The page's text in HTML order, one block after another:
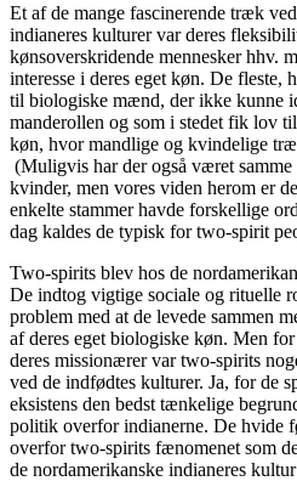
Et af de mange fascinerende træk
indianeres kulturer var deres
kønsoverskridende mennesker hhv.
interesse i deres eget køn. De fleste,
til biologiske mænd, der ikke kunne
manderollen og som i stedet fik lov
køn, hvor mandlige og kvindelige
(Muligvis har der også været
kvinder, men vores viden herom er
enkelte stammer havde forskellige
dag kaldes de typisk for two-spirit
Two-spirits blev hos de
De indtog vigtige sociale og rituelle
problem med at de levede sammen
af deres eget biologiske køn. Men
deres missionærer var two-spirits
ved de indfødtes kulturer. Ja, for de
eksistens den bedst tænkelige
politik overfor indianerne. De hvide
overfor two-spirits fænomenet som
de nordamerikanske indianeres